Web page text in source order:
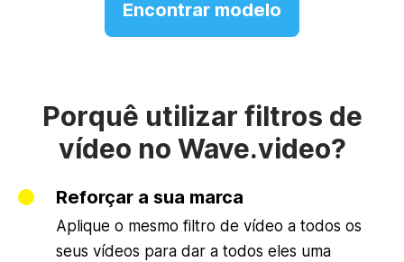
Encontrar modelo
Porquê utilizar filtros de
vídeo no Wave.video?
Reforçar a sua marca
Aplique o mesmo filtro de vídeo a todos os
seus vídeos para dar a todos eles uma